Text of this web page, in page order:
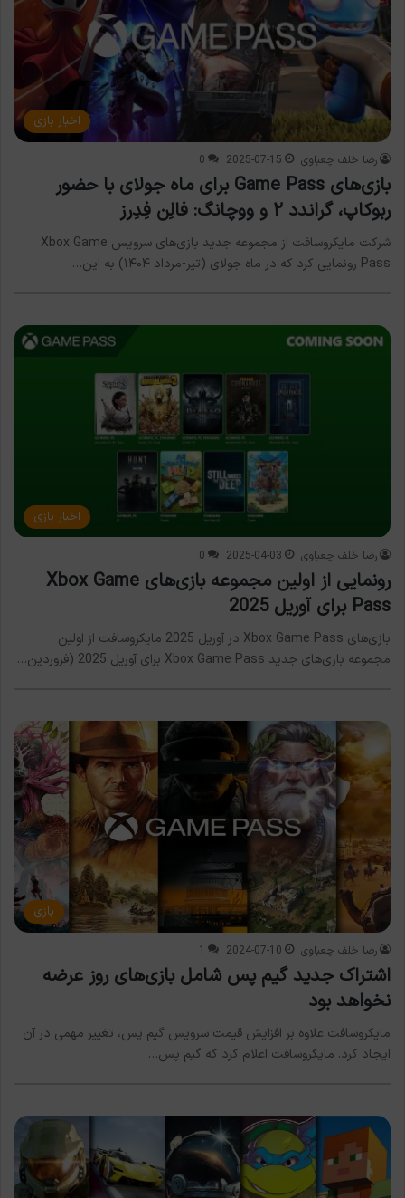
اخبار بازی
رضا خلف چعباوی 2025-07-15
0
بازی‌های Game Pass برای ماه جولای با حضور
ربوکاپ، گراندد ۲ و ووچانگ: فالِن فِدِرز
شرکت مایکروسافت از مجموعه جدید بازی‌های سرویس Xbox Game
Pass رونمایی کرد که در ماه جولای (تیر-مرداد ۱۴۰۴) به این…
اخبار بازی
رضا خلف چعباوی 2025-04-03
0
رونمایی از اولین مجموعه بازی‌های Xbox Game
Pass برای آوریل 2025
بازی‌های Xbox Game Pass در آوریل 2025 مایکروسافت از اولین
مجموعه بازی‌های جدید Xbox Game Pass برای آوریل 2025 (فروردین…
بازی
رضا خلف چعباوی 2024-07-10
1
اشتراک جدید گیم پس شامل بازی‌های روز عرضه
نخواهد بود
مایکروسافت علاوه بر افزایش قیمت سرویس گیم پس، تغییر مهمی در آن
ایجاد کرد. مایکروسافت اعلام کرد که گیم پس…